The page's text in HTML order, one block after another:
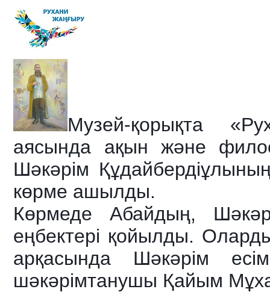
Музей-қорықта
аясында ақын және
Шәкәрім
көрме ашылды.
Көрмеде Абайдың,
еңбектері қойылды.
арқасында Шәкәрім
шәкәрімтанушы Қайым